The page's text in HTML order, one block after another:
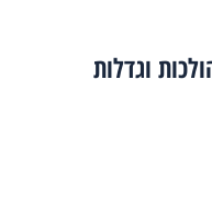
וגדלות